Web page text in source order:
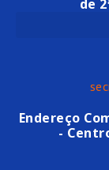
de
Endereço
-